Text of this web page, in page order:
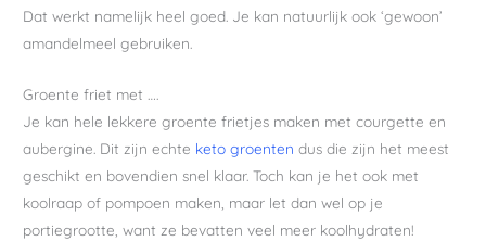
Dat werkt namelijk heel goed. Je kan natuurlijk ook ‘gewoon’
amandelmeel gebruiken.
Groente friet met ….
Je kan hele lekkere groente frietjes maken met courgette en
aubergine. Dit zijn echte keto groentendus die zijn het meest
geschikt en bovendien snel klaar. Toch kan je het ook met
koolraap of pompoen maken, maar let dan wel op je
portiegrootte, want ze bevatten veel meer koolhydraten!